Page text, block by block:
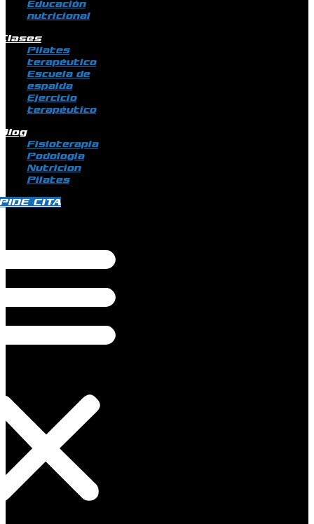
Educación
nutricional
Pilates
terapéutico
Escuela de
espalda
Ejercicio
terapéutico
Fisioterapia
Podologia
Nutricion
Pilates
CITA